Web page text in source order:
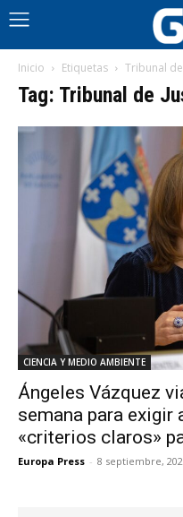
Inicio Etiquetas Tribunal
Tag: Tribunal de
CIENCIA Y MEDIO AMBIENTE
Ángeles Vázquez
semana para exigir
«criterios claros»
Europa Press - 8 septiembre,